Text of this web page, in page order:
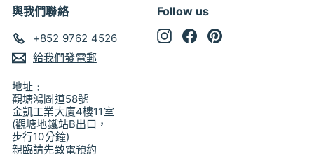
與我們聯絡
+852 9762 4526
給我們發電郵
地址﹕
觀塘鴻圖道58號
金凱工業大廈4樓11室
(觀塘地鐵站B出口，
步行10分鐘)
親臨請先致電預約
Follow us
InstagramFacebook